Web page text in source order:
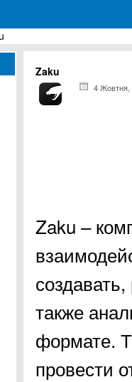
программ для Windows
Zaku
4 Жовтня,
Zaku –
также
формате.
провести